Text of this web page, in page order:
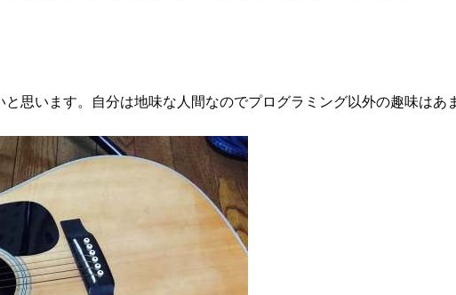
思います。自分は地味な人間なのでプログラミング以外の趣味はあ